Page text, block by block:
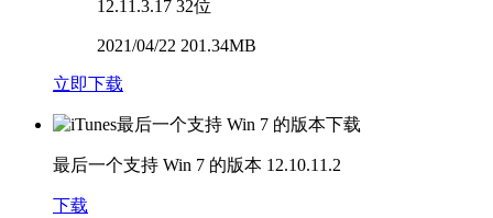
12.11.3.17 32位
2021/04/22 201.34MB
立即下载
最后一个支持 Win 7 的版本 12.10.11.2
下载